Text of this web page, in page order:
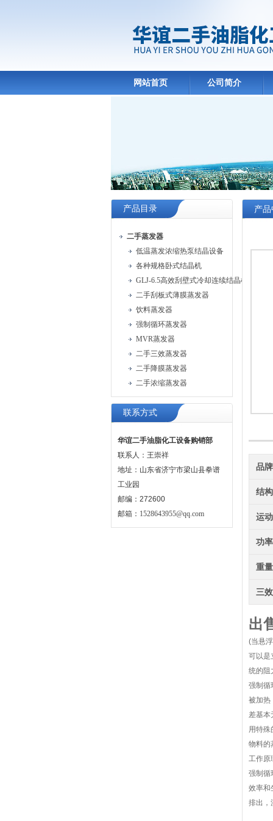
网站首页 公司简介
产品目录
二手蒸发器
低温蒸发浓缩热泵结晶设备
各种规格卧式结晶机
GLJ-6.5高效刮壁式冷却连续结晶机
二手刮板式薄膜蒸发器
饮料蒸发器
强制循环蒸发器
MVR蒸发器
二手三效蒸发器
二手降膜蒸发器
二手浓缩蒸发器
联系方式
华谊二手油脂化工设备购销部
联系人：王崇祥
地址：山东省济宁市梁山县拳谱
工业园
邮编：272600
邮箱： 1528643955@qq.com
产
品牌
结
运
功率
重量
三
出
(当悬
可以是
统的阻
强制循
被加热
差基本
用特殊
物料的
工作原
强制循
效率和
排出，